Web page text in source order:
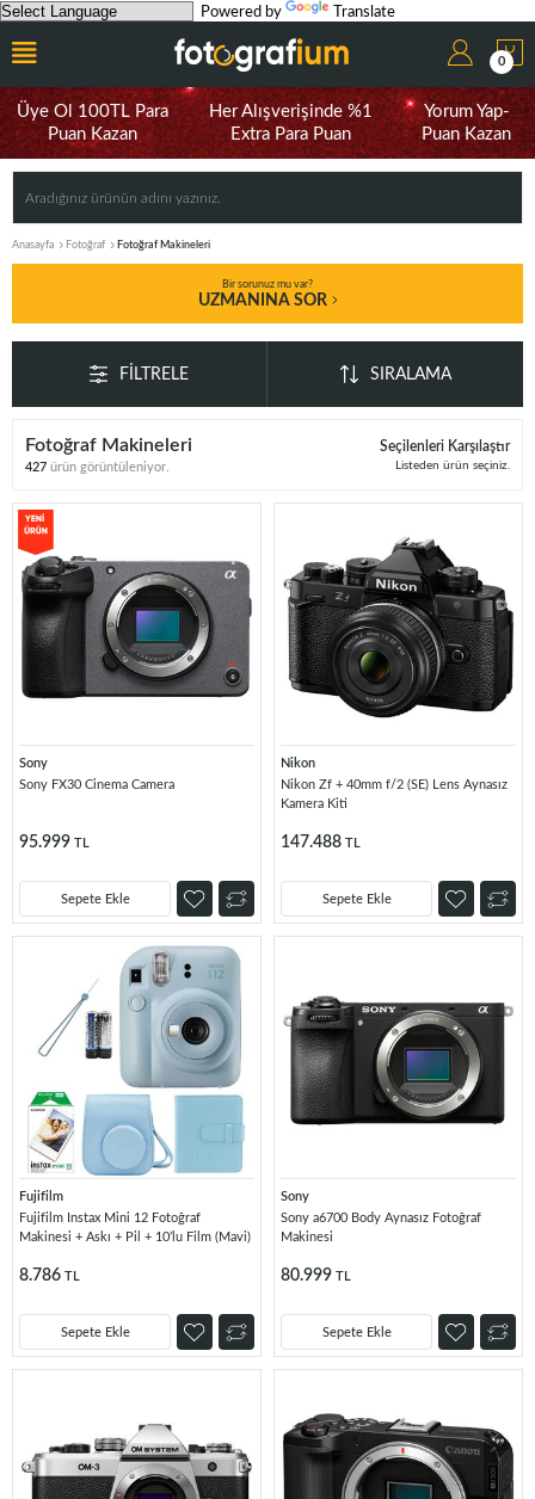
Powered by Translate
0
Üye Ol 100TL Para
Puan Kazan
Her Alışverişinde %1
Extra Para Puan
Yorum Yap-
Puan Kazan
Anasayfa Fotoğraf Fotoğraf Makineleri
Bir sorunuz mu var?
UZMANINA SOR
FILTRELE SIRALAMA
Fotoğraf Makineleri
427 ürün görüntüleniyor.
Seçilenleri Karşılaştır
Listeden ürün seçiniz.
Sony
Sony FX30 Cinema Camera
95.999 TL
Sepete Ekle
Nikon
Nikon Zf + 40mm f/2 (SE) Lens Aynasız
Kamera Kiti
147.488 TL
Sepete Ekle
Fujifilm
Fujifilm Instax Mini 12 Fotoğraf
Makinesi + Askı + Pil + 10’lu Film (Mavi)
8.786 TL
Sepete Ekle
Sony
Sony a6700 Body Aynasız Fotoğraf
Makinesi
80.999 TL
Sepete Ekle